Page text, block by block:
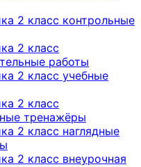
2 класс контрольные
2 класс
работы
2 класс учебные
2 класс
тренажёры
2 класс наглядные
2 класс внеурочная